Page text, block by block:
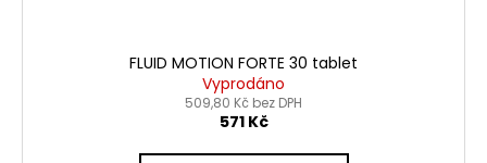
FLUID MOTION FORTE 30 tablet
Vyprodáno
509,80 Kč bez DPH
571 Kč